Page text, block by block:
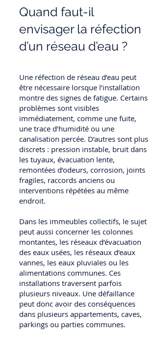
Quand faut-il
envisager la réfection
d’un réseau d’eau ?
Une réfection de réseau d’eau peut
être nécessaire lorsque l’installation
montre des signes de fatigue. Certains
problèmes sont visibles
immédiatement, comme une fuite,
une trace d’humidité ou une
canalisation percée. D’autres sont plus
discrets : pression instable, bruit dans
les tuyaux, évacuation lente,
remontées d’odeurs, corrosion, joints
fragiles, raccords anciens ou
interventions répétées au même
endroit.
Dans les immeubles collectifs, le sujet
peut aussi concerner les colonnes
montantes, les réseaux d’évacuation
des eaux usées, les réseaux d’eaux
vannes, les eaux pluviales ou les
alimentations communes. Ces
installations traversent parfois
plusieurs niveaux. Une défaillance
peut donc avoir des conséquences
dans plusieurs appartements, caves,
parkings ou parties communes.